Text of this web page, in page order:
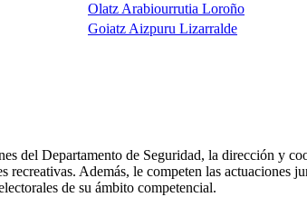
Olatz Arabiourrutia Loroño
Goiatz Aizpuru Lizarralde
del Departamento de Seguridad, la dirección y
Además, le competen las actuaciones
de su ámbito competencial.